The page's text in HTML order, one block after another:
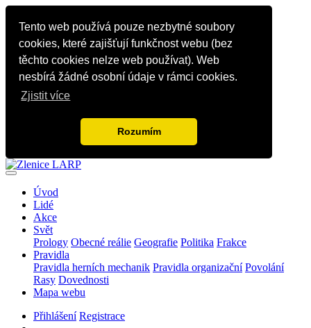
Tento web používá pouze nezbytné soubory
cookies, které zajišťují funkčnost webu (bez
těchto cookies nelze web používat). Web
nesbírá žádné osobní údaje v rámci cookies.
Zjistit více
Rozumím
Úvod
Lidé
Akce
Svět
Prology Obecné reálie Geografie Politika Frakce
Pravidla
Pravidla herních mechanik Pravidla organizační Povolání
Rasy Dovednosti
Mapa webu
Přihlášení Registrace